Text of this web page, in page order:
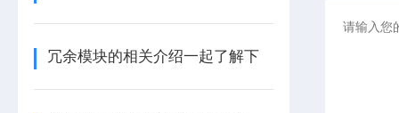
冗余模块的相关介绍一起了解下